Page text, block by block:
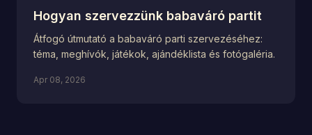
Hogyan szervezzünk babaváró partit
Átfogó útmutató a babaváró parti szervezéséhez:
téma, meghívók, játékok, ajándéklista és fotógaléria.
Apr 08, 2026